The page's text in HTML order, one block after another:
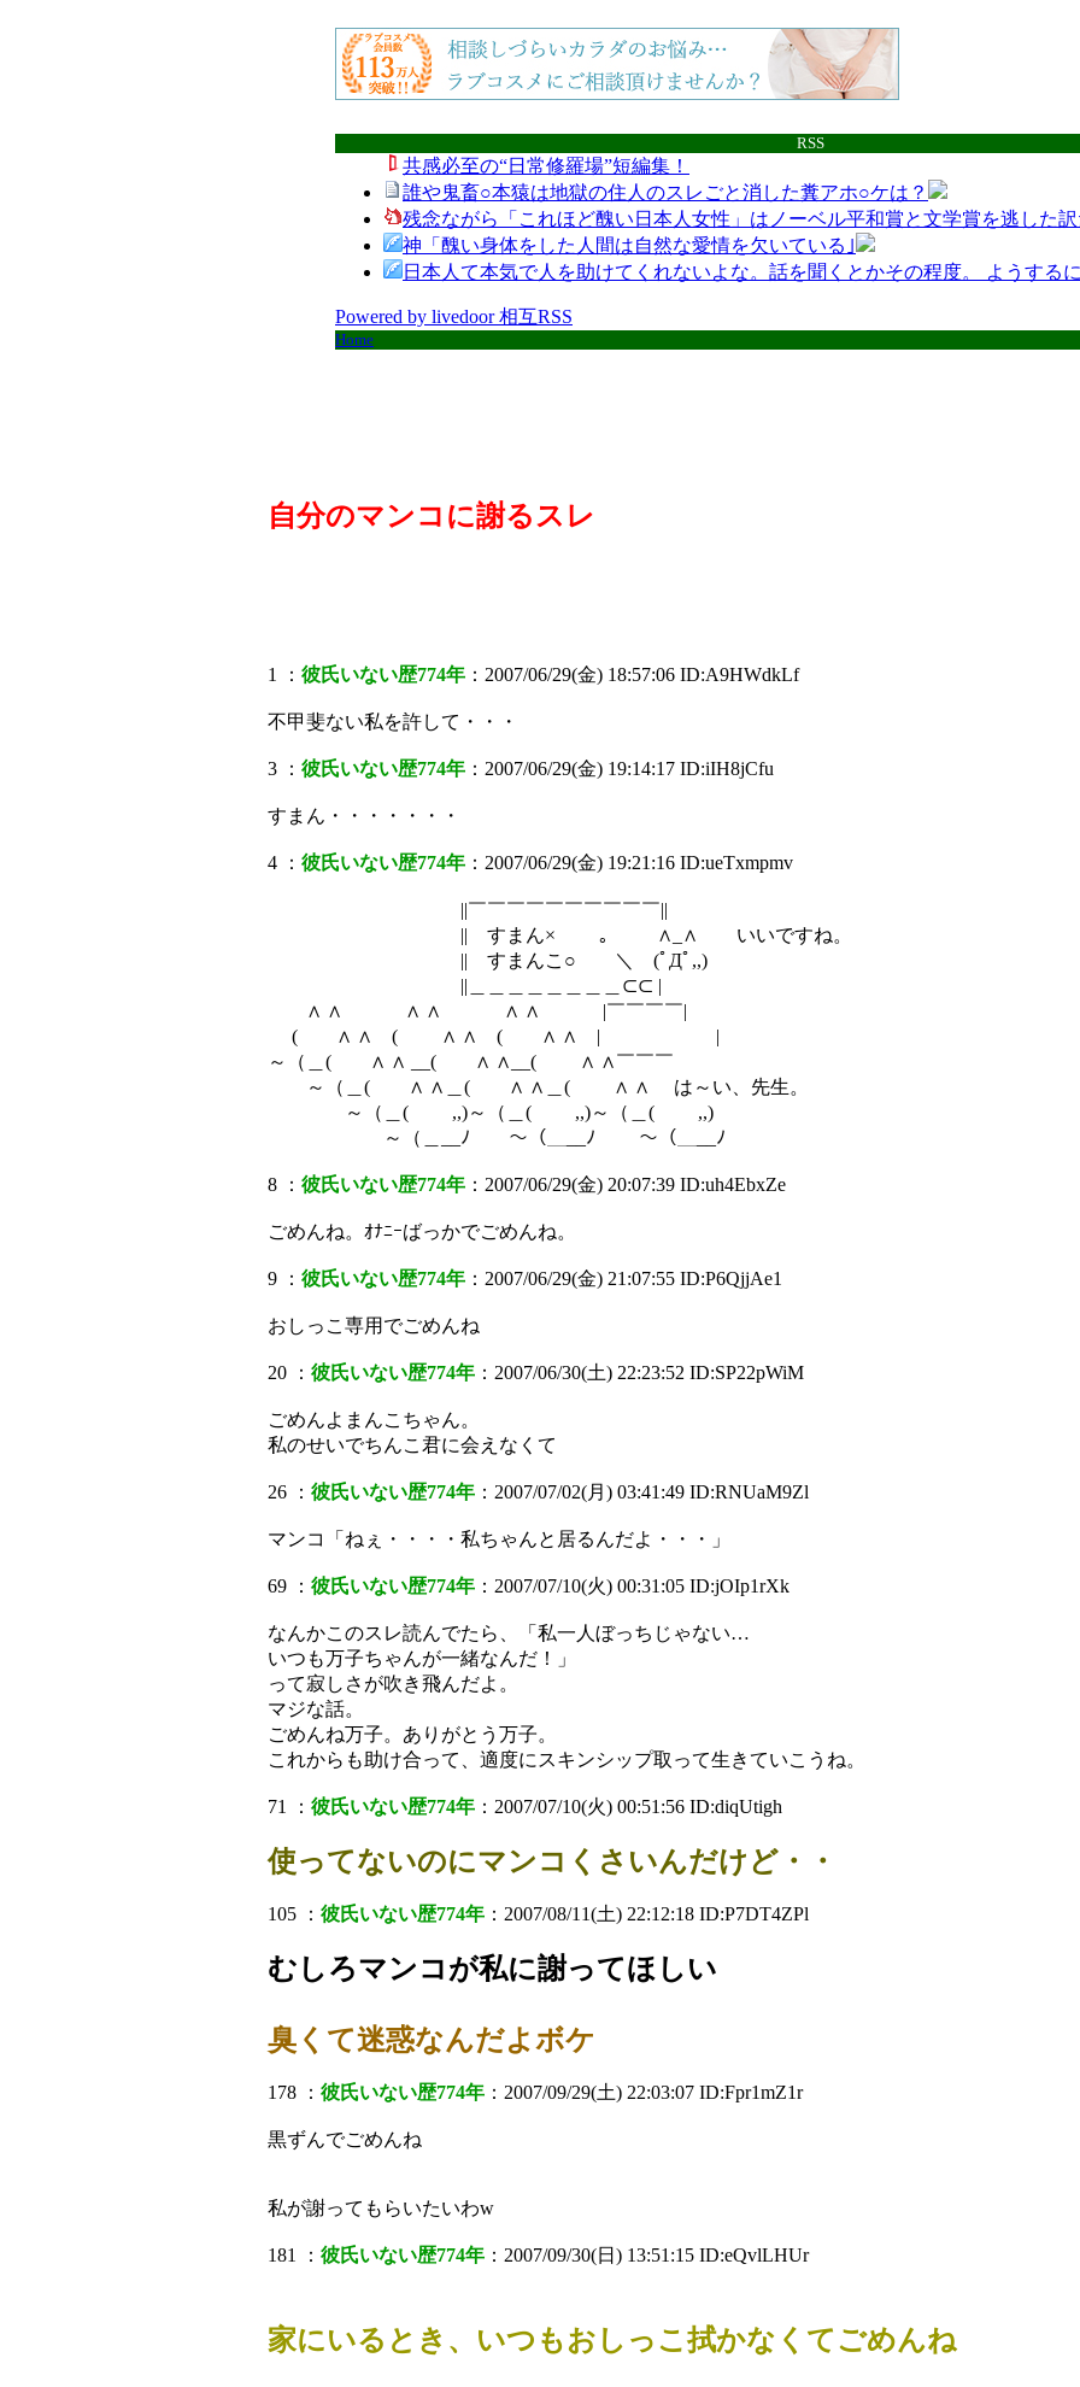
RSS
共感必至の“日常修羅場”短編集！
誰や鬼畜○本猿は地獄の住人のスレごと消した糞アホ○ケは？
残念ながら「これほど醜い日本人女性」はノーベル平和賞と文学賞を逃した
神「醜い身体をした人間は自然な愛情を欠いている｣
日本人て本気で人を助けてくれないよな。話を聞くとかその程度。 ようするに
Powered by livedoor 相互RSS
Home
自分のマンコに謝るスレ
1 ： 彼氏いない歴774年 ：2007/06/29(金) 18:57:06 ID:A9HWdkLf
不甲斐ない私を許して・・・
3 ： 彼氏いない歴774年 ：2007/06/29(金) 19:14:17 ID:iIH8jCfu
すまん・・・・・・・
4 ： 彼氏いない歴774年 ：2007/06/29(金) 19:21:16 ID:ueTxmpmv
||￣￣￣￣￣￣￣￣￣￣||
|| すまん× ｡ ∧_∧ いいですね。
|| すまんこ○ ＼ (ﾟДﾟ,,)
||＿＿＿＿＿＿＿＿⊂⊂ |
∧ ∧ ∧ ∧ ∧ ∧ |￣￣￣￣|
( ∧ ∧ ( ∧ ∧ ( ∧ ∧ | |
～（＿( ∧ ∧ __( ∧ ∧__( ∧ ∧￣￣￣
～（＿( ∧ ∧＿( ∧ ∧＿( ∧ ∧ は～い、先生。
～（＿( ,,)～（＿( ,,)～（＿( ,,)
～（＿__ﾉ ～（＿__ﾉ ～（＿__ﾉ
8 ： 彼氏いない歴774年 ：2007/06/29(金) 20:07:39 ID:uh4EbxZe
ごめんね。ｵﾅﾆｰばっかでごめんね。
9 ： 彼氏いない歴774年 ：2007/06/29(金) 21:07:55 ID:P6QjjAe1
おしっこ専用でごめんね
20 ： 彼氏いない歴774年 ：2007/06/30(土) 22:23:52 ID:SP22pWiM
ごめんよまんこちゃん。
私のせいでちんこ君に会えなくて
26 ： 彼氏いない歴774年 ：2007/07/02(月) 03:41:49 ID:RNUaM9Zl
マンコ「ねぇ・・・・私ちゃんと居るんだよ・・・」
69 ： 彼氏いない歴774年 ：2007/07/10(火) 00:31:05 ID:jOIp1rXk
なんかこのスレ読んでたら、「私一人ぼっちじゃない…
いつも万子ちゃんが一緒なんだ！」
って寂しさが吹き飛んだよ。
マジな話。
ごめんね万子。ありがとう万子。
これからも助け合って、適度にスキンシップ取って生きていこうね。
71 ： 彼氏いない歴774年 ：2007/07/10(火) 00:51:56 ID:diqUtigh
使ってないのにマンコくさいんだけど・・
105 ： 彼氏いない歴774年 ：2007/08/11(土) 22:12:18 ID:P7DT4ZPl
むしろマンコが私に謝ってほしい
臭くて迷惑なんだよボケ
178 ： 彼氏いない歴774年 ：2007/09/29(土) 22:03:07 ID:Fpr1mZ1r
黒ずんでごめんね
私が謝ってもらいたいわw
181 ： 彼氏いない歴774年 ：2007/09/30(日) 13:51:15 ID:eQvlLHUr
家にいるとき、いつもおしっこ拭かなくてごめんね